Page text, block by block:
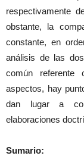
respectivamente
obstante, la
constante, en
análisis de las
común referente
aspectos, hay
dan lugar a
elaboraciones
Sumario: